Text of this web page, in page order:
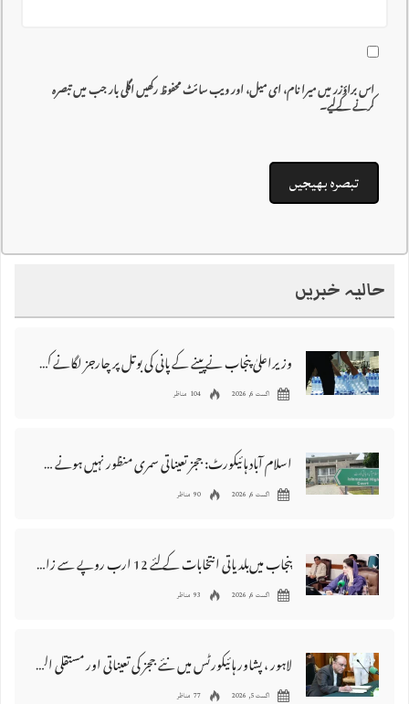
اس براؤزر میں میرا نام، ای میل، اور ویب سائٹ محفوظ رکھیں اگلی بار جب میں تبصرہ
کرنے کےلیے۔
حالیہ خبریں
وزیراعلیٰ پنجاب نے پینے کے پانی کی بوتل پر چارجز لگانے کی تجویز مستر دکر دی
اگست 6, 2026 104 مناظر
اسلام آباد ہائیکورٹ: ججز تعیناتی سمری منظور نہیں‌ ہونے کے خٌلاف فیصلہ محفوظ
اگست 6, 2026 90 مناظر
پنجاب میں‌بلدیاتی انتخابات کے لئے 12 ارب روپے سے زائد مختص کرنے کی منظوری
اگست 6, 2026 93 مناظر
لاہور ، پشاور ہائیکورٹس میں نئے ججز کی تعیناتی اور مستقلی التواء کا شکار
اگست 5, 2026 77 مناظر